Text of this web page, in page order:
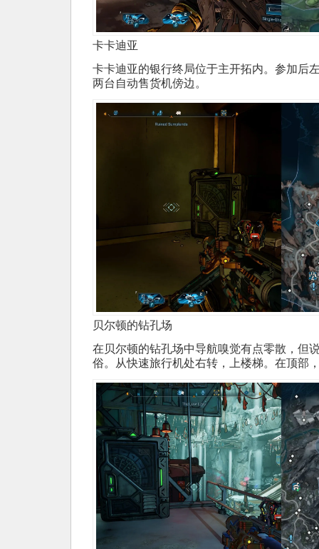
卡卡迪亚
卡卡迪亚的银行终局位于主开拓内。参加后
两台自动售货机傍边。
贝尔顿的钻孔场
在贝尔顿的钻孔场中导航嗅觉有点零散，但
俗。从快速旅行机处右转，上楼梯。在顶部